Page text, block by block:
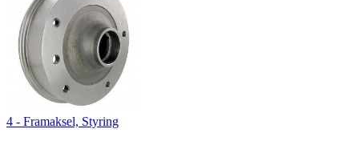
4 - Framaksel, Styring